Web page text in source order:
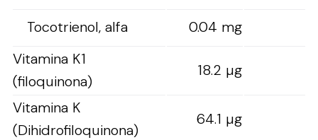
Tocotrienol, alfa
0.04 mg
Vitamina K1
(filoquinona)
18.2 µg
Vitamina K
(Dihidrofiloquinona)
64.1 µg